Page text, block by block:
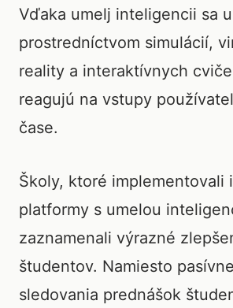
Vďaka umelj inteligencii sa
prostredníctvom simulácií,
reality a interaktívnych
reagujú na vstupy
čase.
Školy, ktoré implementovali
platformy s umelou
zaznamenali výrazné
študentov. Namiesto
sledovania prednášok